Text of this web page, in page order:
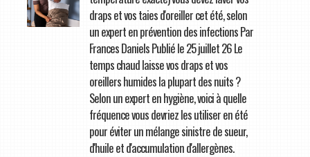
draps et vos taies d'oreiller cet été, selon
un expert en prévention des infections Par
Frances Daniels Publié le 25 juillet 26 Le
temps chaud laisse vos draps et vos
oreillers humides la plupart des nuits ?
Selon un expert en hygiène, voici à quelle
fréquence vous devriez les utiliser en été
pour éviter un mélange sinistre de sueur,
d'huile et d'accumulation d'allergènes.